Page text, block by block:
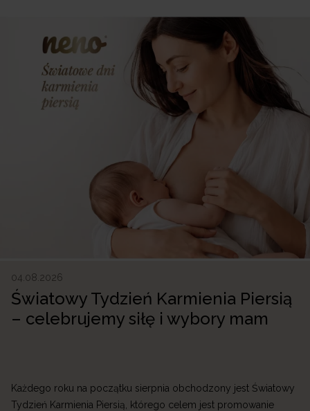
04.08.2026
Światowy Tydzień Karmienia Piersią
– celebrujemy siłę i wybory mam
Każdego roku na początku sierpnia obchodzony jest Światowy
Tydzień Karmienia Piersią, którego celem jest promowanie